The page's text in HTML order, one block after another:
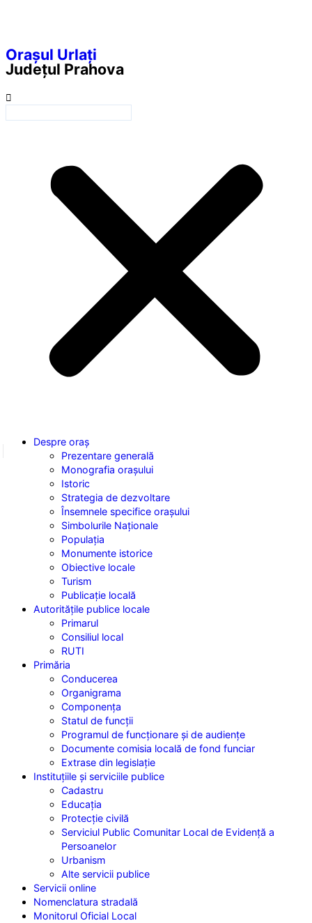
Orașul Urlați
Județul Prahova
Despre oraș
Prezentare generală
Monografia orașului
Istoric
Strategia de dezvoltare
Însemnele specifice orașului
Simbolurile Naționale
Populația
Monumente istorice
Obiective locale
Turism
Publicație locală
Autoritățile publice locale
Primarul
Consiliul local
RUTI
Primăria
Conducerea
Organigrama
Componența
Statul de funcții
Programul de funcționare și de audiențe
Documente comisia locală de fond funciar
Extrase din legislație
Instituțiile și serviciile publice
Cadastru
Educația
Protecție civilă
Serviciul Public Comunitar Local de Evidență a
Persoanelor
Urbanism
Alte servicii publice
Servicii online
Nomenclatura stradală
Monitorul Oficial Local